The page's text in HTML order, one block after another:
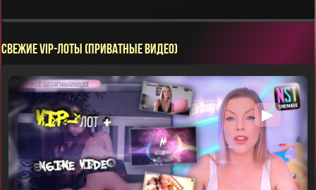
СВЕЖИЕ VIP-ЛОТЫ (ПРИВАТНЫЕ ВИДЕО)
▶